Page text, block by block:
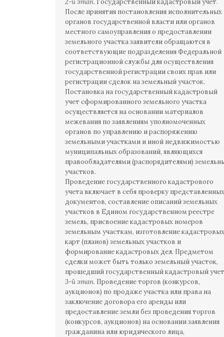
2-й этап. Государственный кадастровый учет.
После принятия постановления исполнительных
органов государственной власти или органов
местного самоуправления о предоставлении
земельного участка заявители обращаются в
соответствующие подразделения Федеральной
регистрационной службы для осуществления
государственной регистрации своих прав или
регистрации сделок на земельный участок.
Постановка на государственный кадастровый
учет сформированного земельного участка
осуществляется на основании материалов
межевания по заявлениям уполномоченных
органов по управлению и распоряжению
земельными участками и иной недвижимостью
муниципальных образований, являющихся
правообладателями (распорядителями)
участков.
Проведение государственного кадастрового
учета включает в себя проверку представленных
документов, составление описаний земельных
участков в Едином государственном реестре
земель, присвоение кадастровых номеров
земельным участкам, изготовление кадастровых
карт (планов) земельных участков и
формирование кадастровых дел. Предметом
сделки может быть только земельный участок,
прошедший государственный кадастровый
3-й этап. Проведение торгов (конкурсов,
аукционов) по продаже участка или права на
заключение договора его аренды или
предоставление земли без проведения торгов
(конкурсов, аукционов) на основании заявления
гражданина или юридического лица,